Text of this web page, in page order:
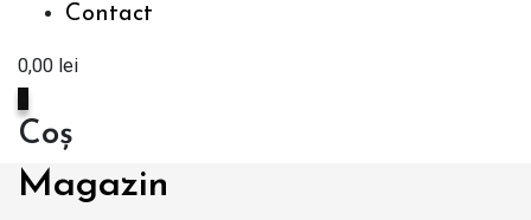
Contact
0,00 lei
Coș
Magazin